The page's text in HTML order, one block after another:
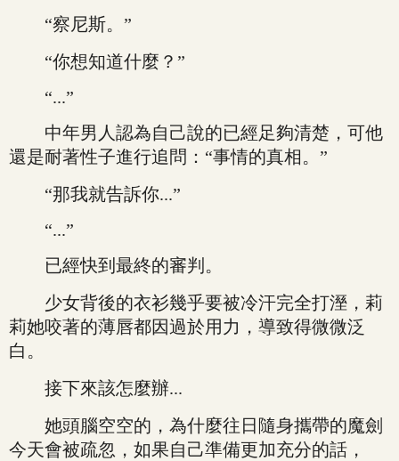
“察尼斯。”
“你想知道什麼？”
“...”
中年男人認為自己說的已經足夠清楚，可他
還是耐著性子進行追問：“事情的真相。”
“那我就告訴你...”
“...”
已經快到最終的審判。
少女背後的衣衫幾乎要被冷汗完全打溼，莉
莉她咬著的薄唇都因過於用力，導致得微微泛
白。
接下來該怎麼辦...
她頭腦空空的，為什麼往日隨身攜帶的魔劍
今天會被疏忽，如果自己準備更加充分的話，